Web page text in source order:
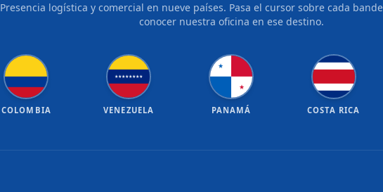
Presencia logística y comercial en nueve países. Pasa el cursor sobre cada
conocer nuestra oficina en ese destino.
COLOMBIA
★★★★★★★★
VENEZUELA
★
★
PANAMÁ COSTA RICA